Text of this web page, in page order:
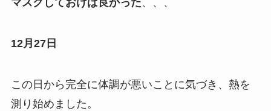
マスクしておけば良かった、、、
12月27日
この日から完全に体調が悪いことに気づき、熱を
測り始めました。